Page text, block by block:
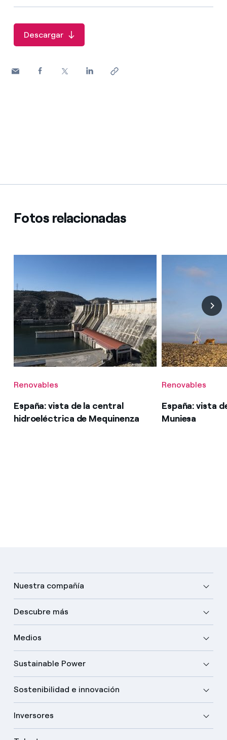
Descargar
Fotos relacionadas
Renovables
España: vista de la central
hidroeléctrica de Mequinenza
Renovables
España: vista
Muniesa
Nuestra compañía
Descubre más
Medios
Sustainable Power
Sostenibilidad e innovación
Inversores